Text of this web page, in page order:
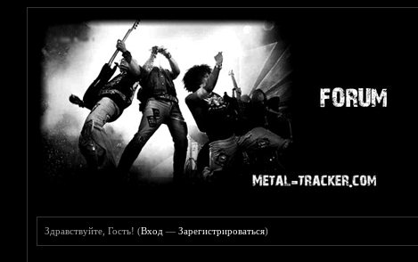
Здравствуйте, Гость! (Вход —Зарегистрироваться)